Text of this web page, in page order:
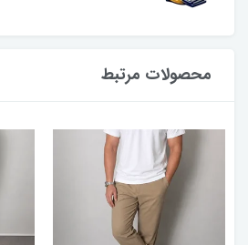
محصولات مرتبط